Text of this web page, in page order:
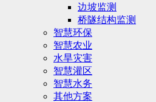
边坡监测
桥隧结构监测
智慧环保
智慧农业
水旱灾害
智慧灌区
智慧水务
其他方案